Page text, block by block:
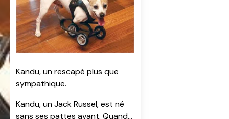
Kandu, un rescapé plus que
sympathique.
Kandu, un Jack Russel, est né
sans ses pattes avant. Quand